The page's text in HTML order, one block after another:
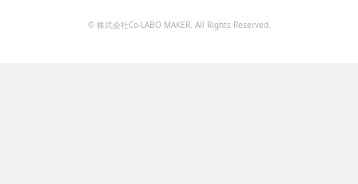
© 株式会社Co-LABO MAKER. All Rights Reserved.